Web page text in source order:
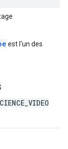
est l'un des